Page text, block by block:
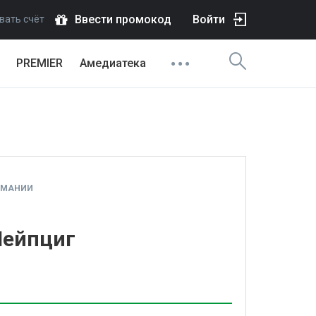
счёт Ввести промокод Войти
PREMIER Амедиатека